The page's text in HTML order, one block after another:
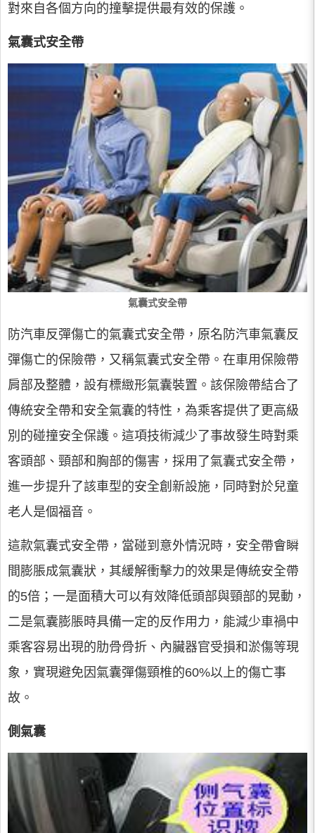
對來自各個方向的撞擊提供最有效的保護。
氣囊式安全帶
氣囊式安全帶
防汽車反彈傷亡的氣囊式安全帶，原名防汽車氣囊反
彈傷亡的保險帶，又稱氣囊式安全帶。在車用保險帶
肩部及整體，設有標緻形氣囊裝置。該保險帶結合了
傳統安全帶和安全氣囊的特性，為乘客提供了更高級
別的碰撞安全保護。這項技術減少了事故發生時對乘
客頭部、頸部和胸部的傷害，採用了氣囊式安全帶，
進一步提升了該車型的安全創新設施，同時對於兒童
老人是個福音。
這款氣囊式安全帶，當碰到意外情況時，安全帶會瞬
間膨脹成氣囊狀，其緩解衝擊力的效果是傳統安全帶
的5倍；一是面積大可以有效降低頭部與頸部的晃動，
二是氣囊膨脹時具備一定的反作用力，能減少車禍中
乘客容易出現的肋骨骨折、內臟器官受損和淤傷等現
象，實現避免因氣囊彈傷頸椎的60%以上的傷亡事
故。
側氣囊